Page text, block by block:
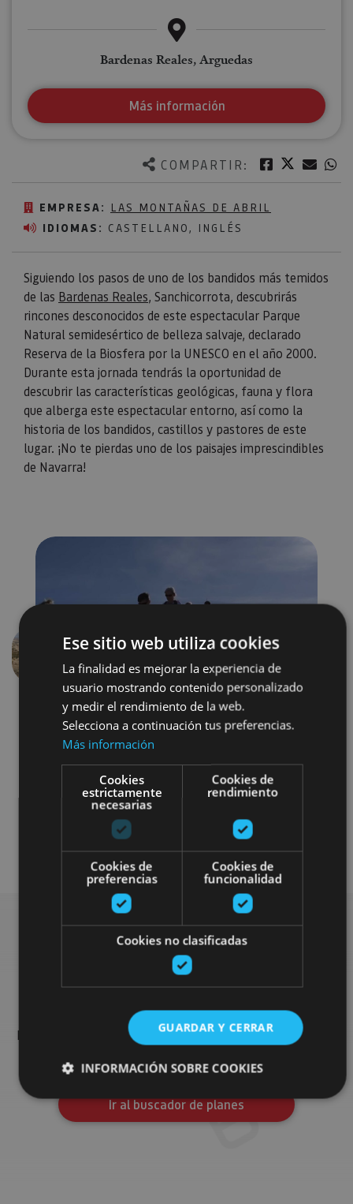
COMPARTIR: Facebook
Twitter
EMPRESA: LAS MONTAÑAS DE ABRIL
IDIOMAS: CASTELLANO, INGLÉS
Siguiendo los pasos de uno de los bandidos más temidos
de las Bardenas Reales, Sanchicorrota, descubrirás
rincones desconocidos de este espectacular Parque
Natural semidesértico de belleza salvaje, declarado
Reserva de la Biosfera por la UNESCO en el año 2000.
Durante esta jornada tendrás la oportunidad de
descubrir las características geológicas, fauna y flora
que alberga este espectacular entorno, así como la
historia de los bandidos, castillos y pastores de este
lugar. ¡No te pierdas uno de los paisajes imprescindibles
de Navarra!
Bardenas Reales, Arguedas
Más información
Anterior
Senderismo y montaña
Visitas guiadas
Busca más planes
Encuentra planes y sugerencias para completar tu viaje en
Navarra: actividades organizadas, visitas y los eventos más
Ir al buscador de planes
Ese sitio web utiliza cookies
La finalidad es mejorar la experiencia de
usuario mostrando contenido personalizado
y medir el rendimiento de la web.
Selecciona a continuación tus preferencias.
Más información
Cookies
estrictamente
necesarias
Cookies de
rendimiento
Cookies de
preferencias
Cookies de
funcionalidad
Cookies no clasificadas
GUARDAR Y CERRAR
INFORMACIÓN SOBRE COOKIES